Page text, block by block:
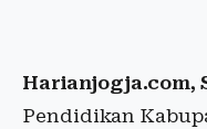
Harianjogja.com,
Pendidikan